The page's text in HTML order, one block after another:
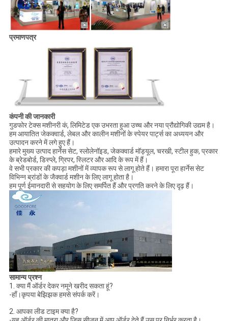
प्रमाणपत्र
कंपनी की जानकारी
गुडफोर टेक्स मशीनरी कं, लिमिटेड एक उभरता हुआ उच्च और नया प्रौद्योगिकी उद्यम है।
हम आयातित जेकक्वार्ड, लेबल और कालीन मशीनों के स्पेयर पार्ट्स का अध्ययन और
उत्पादन करने में लगे हुए हैं।
हमारे मुख्य उत्पाद हार्नेस सेट, स्लोलेनॉइड, जेकक्वार्ड मॉड्यूल, चरखी, स्टील हुक, प्रकार
के ब्रेडबोर्ड, डिस्प्ले, ग्रिपर, स्लिटर और आदि के रूप में हैं।
वे सभी प्रकार की कपड़ा मशीनों में व्यापक रूप से लागू होते हैं। हमारा पूरा हार्नेस सेट
विभिन्न ब्रांडों के जैक्वार्ड मशीन के लिए लागू होता है।
हम पूर्ण ईमानदारी से सहयोग के लिए समर्पित हैं और प्रगति करने के लिए दृढ़ हैं।
सामान्य प्रश्न
1. क्या मैं ऑर्डर देकर नमूने खरीद सकता हूं?
-हाँ।कृपया बेझिझक हमसे संपर्क करें।
2. आपका लीड टाइम क्या है?